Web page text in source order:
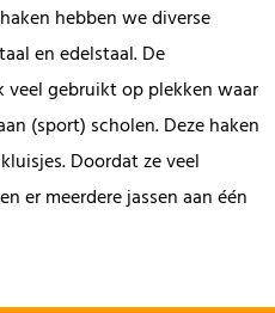
hebben we diverse
en edelstaal. De
gebruikt op plekken waar
(sport) scholen. Deze haken
Doordat ze veel
er meerdere jassen aan één